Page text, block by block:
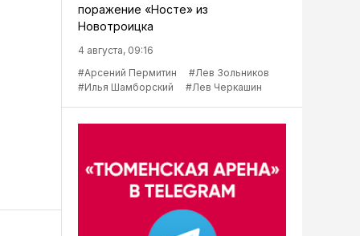
поражение «Носте» из
Новотроицка
4 августа, 09:16
#Арсений Пермитин
#Лев Зольников
#Илья Шамборский
#Лев Черкашин